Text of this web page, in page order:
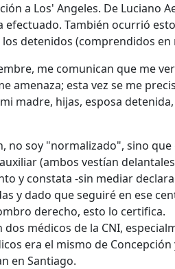
a Los' Angeles. De Luciano
efectuado. También ocurrió
detenidos (comprendidos en
me comunican que me
amenaza; esta vez se me
madre, hijas, esposa
no soy "normalizado", sino
(ambos vestían
y constata -sin mediar
y dado que seguiré en ese
derecho, esto lo certifica.
dos médicos de la CNI,
era el mismo de
en Santiago.